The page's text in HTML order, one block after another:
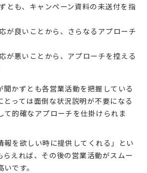
とも、キャンペーン資料の未送付を指
が良いことから、さらなるアプローチ
が悪いことから、アプローチを控える
聞かずとも各営業活動を把握している
とっては面倒な状況説明が不要になる
て的確なアプローチを仕掛けられま
報を欲しい時に提供してくれる」とい
らえれば、その後の営業活動がスムー
です。